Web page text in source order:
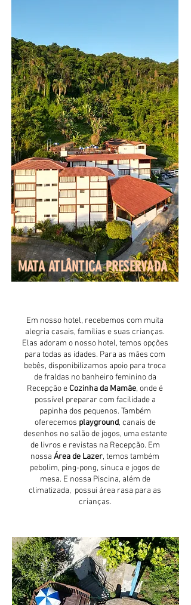
MATA ATLÂNTICA PRESERVADA
Em nosso hotel, recebemos com muita
alegria casais, famílias e suas crianças.
Elas adoram o nosso hotel, temos opções
para todas as idades. Para as mães com
bebês, disponibilizamos apoio para troca
de fraldas no banheiro feminino da
Recepção e Cozinha da Mamãe, onde é
possível preparar com facilidade a
papinha dos pequenos. Também
oferecemos playground, canais de
desenhos no salão de jogos, uma estante
de livros e revistas na Recepção. Em
nossa Áreade Lazer, temos também
pebolim, ping-pong, sinuca e jogos de
mesa. E nossa Piscina, além de
climatizada, possui área rasa para as
crianças.